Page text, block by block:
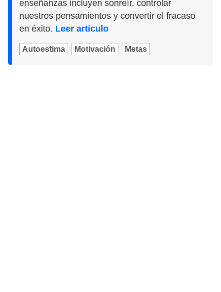
enseñanzas incluyen sonreír, controlar
nuestros pensamientos y convertir el fracaso
en éxito. Leer artículo
Autoestima Motivación Metas